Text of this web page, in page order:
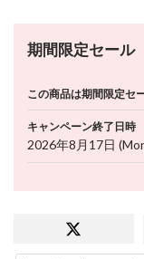
期間限定セール
この商品は期間限定セ
キャンペーン終了日時
2026年8月17日